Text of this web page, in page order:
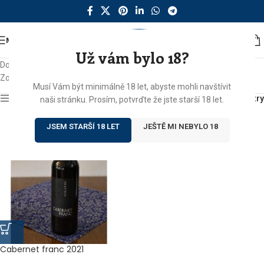
Už vám bylo 18?
Musí Vám být minimálně 18 let, abyste mohli navštívit
naši stránku. Prosím, potvrďte že jste starší 18 let.
JSEM STARŠÍ 18 LET JEŠTĚ MI NEBYLO 18
MENU
Domů
Produkty se štítkem „cabernet franc“
Zobrazen jediný výsledek
Zobrazit sidebar Filtry
Cabernet franc 2021